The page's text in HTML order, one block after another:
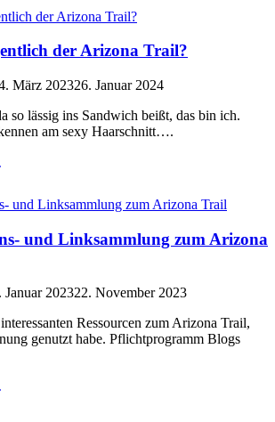
der Arizona Trail?
März 202326. Januar 2024
so lässig ins Sandwich beißt, das bin ich.
am sexy Haarschnitt….
und Linksammlung zum Arizona
Januar 202322. November 2023
Ressourcen zum Arizona Trail,
genutzt habe. Pflichtprogramm Blogs